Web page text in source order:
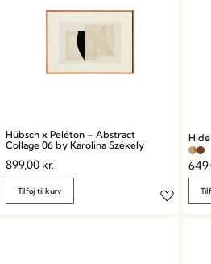
Hübsch x Peléton – Abstract
Collage 06 by Karolina Székely
899,00 kr.
Tilføj til kurv